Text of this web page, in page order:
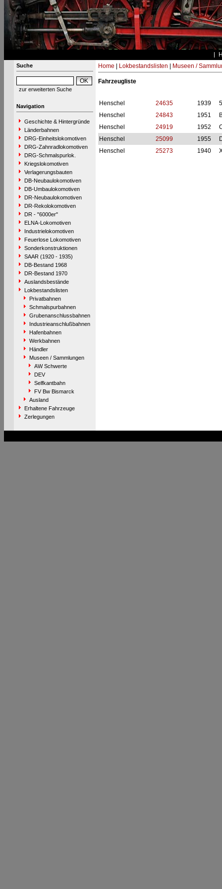
Suche
zur erweiterten Suche
Navigation
Geschichte & Hintergründe
Länderbahnen
DRG-Einheitslokomotiven
DRG-Zahnradlokomotiven
DRG-Schmalspurlok.
Kriegslokomotiven
Verlagerungsbauten
DB-Neubaulokomotiven
DB-Umbaulokomotiven
DR-Neubaulokomotiven
DR-Rekolokomotiven
DR - "6000er"
ELNA-Lokomotiven
Industrielokomotiven
Feuerlose Lokomotiven
Sonderkonstruktionen
SAAR (1920 - 1935)
DB-Bestand 1968
DR-Bestand 1970
Auslandsbestände
Lokbestandslisten
Privatbahnen
Schmalspurbahnen
Grubenanschlussbahnen
Industrieanschlußbahnen
Hafenbahnen
Werkbahnen
Händler
Museen / Sammlungen
AW Schwerte
DEV
Selfkantbahn
FV Bw Bismarck
Ausland
Erhaltene Fahrzeuge
Zerlegungen
Home Lokbestandslisten Museen /
Fahrzeugliste
Henschel 24635 1939
Henschel
24843 1951
Henschel
24919 1952
Henschel
25099 1955
Henschel
25273 1940